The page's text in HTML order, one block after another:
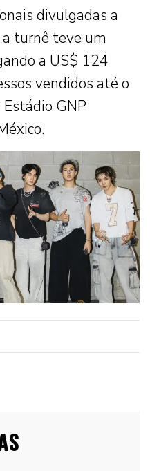
divulgadas a
turnê teve um
a US$ 124
vendidos até o
GNP